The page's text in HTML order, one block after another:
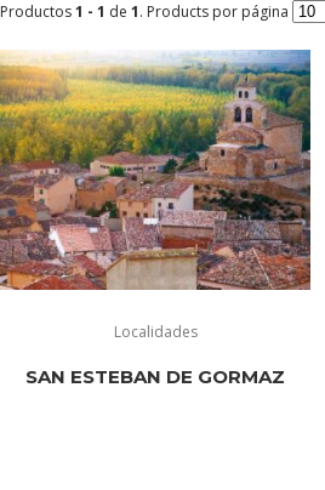
Productos1 - 1 de 1. Products por página
Localidades
SAN ESTEBAN DE GORMAZ